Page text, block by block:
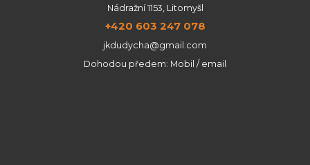
Nádražní 1153, Litomyšl
+420 603 247 078
jkdudycha@gmail.com
Dohodou předem: Mobil / email